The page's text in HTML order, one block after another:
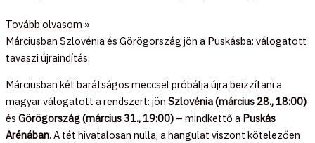
Tovább olvasom »
Márciusban Szlovénia és Görögország jön a Puskásba: válogatott
tavaszi újraindítás.
Márciusban két barátságos meccsel próbálja újra beizzítani a
magyar válogatott a rendszert: jön Szlovénia (március 28., 18:00)
és Görögország (március 31., 19:00) – mindkettő a Puskás
Arénában. A tét hivatalosan nulla, a hangulat viszont kötelezően